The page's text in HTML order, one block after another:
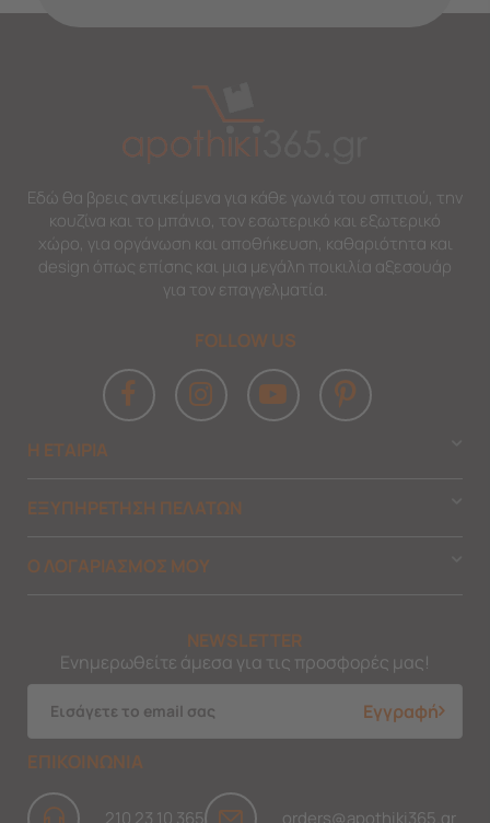
Εδώ θα βρεις αντικείμενα για κάθε γωνιά του σπιτιού, την
κουζίνα και το μπάνιο, τον εσωτερικό και εξωτερικό
χώρο, για οργάνωση και αποθήκευση, καθαριότητα και
design όπως επίσης και μια μεγάλη ποικιλία αξεσουάρ
για τον επαγγελματία.
FOLLOW US
Η ΕΤΑΙΡΙΑ
ΕΞΥΠΗΡΕΤΗΣΗ ΠΕΛΑΤΩΝ
Ο ΛΟΓΑΡΙΑΣΜΟΣ ΜΟΥ
NEWSLETTER
Ενημερωθείτε άμεσα για τις προσφορές μας!
Εγγραφή
ΕΠΙΚΟΙΝΩΝΙΑ